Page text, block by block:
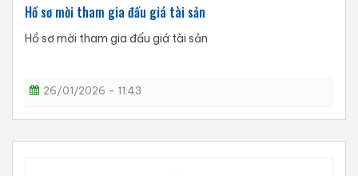
Hồ sơ mời tham gia đấu giá tài sản
Hồ sơ mời tham gia đấu giá tài sản
26/01/2026 - 11:43